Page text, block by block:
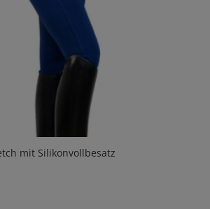
mit Silikonvollbesatz